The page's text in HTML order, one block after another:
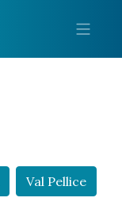
Val Pellice